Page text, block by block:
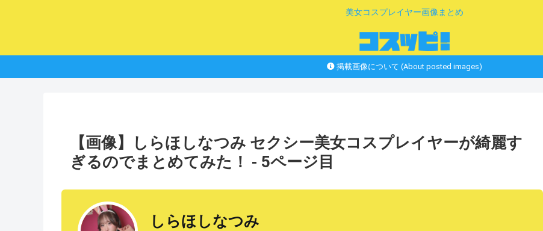
美女コスプレイヤー画像まとめ
掲載画像について (About posted images)
【画像】しらほしなつみ セクシー美女コスプレイヤーが綺麗す
ぎるのでまとめてみた！ - 5ページ目
しらほしなつみ